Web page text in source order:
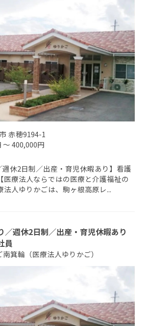
赤穂9194-1
～ 400,000円
休2日制／出産・育児休暇あり】看護
医療法人ならではの医療と介護福祉の
法人ゆりかごは、駒ヶ根高原レ...
／週休2日制／出産・育児休暇あり
員
南箕輪（医療法人ゆりかご）